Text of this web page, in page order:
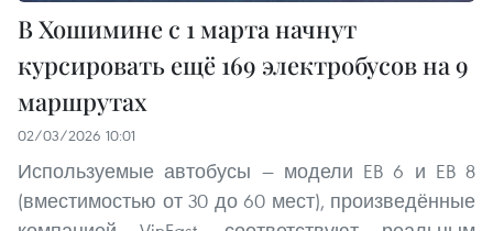
В Хошимине с 1 марта начнут
курсировать ещё 169 электробусов на 9
маршрутах
02/03/2026 10:01
Используемые автобусы — модели EB 6 и EB 8
(вместимостью от 30 до 60 мест), произведённые